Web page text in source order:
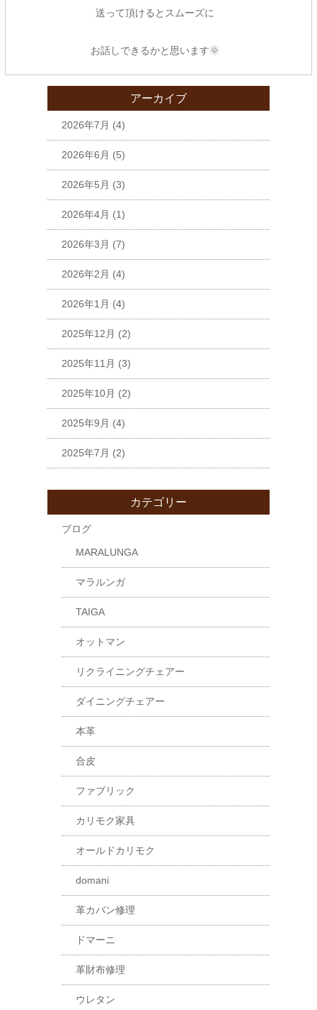
送って頂けるとスムーズに
お話しできるかと思います🌞
アーカイブ
2026年7月 (4)
2026年6月 (5)
2026年5月 (3)
2026年4月 (1)
2026年3月 (7)
2026年2月 (4)
2026年1月 (4)
2025年12月 (2)
2025年11月 (3)
2025年10月 (2)
2025年9月 (4)
2025年7月 (2)
カテゴリー
ブログ
MARALUNGA
マラルンガ
TAIGA
オットマン
リクライニングチェアー
ダイニングチェアー
本革
合皮
ファブリック
カリモク家具
オールドカリモク
domani
革カバン修理
ドマーニ
革財布修理
ウレタン